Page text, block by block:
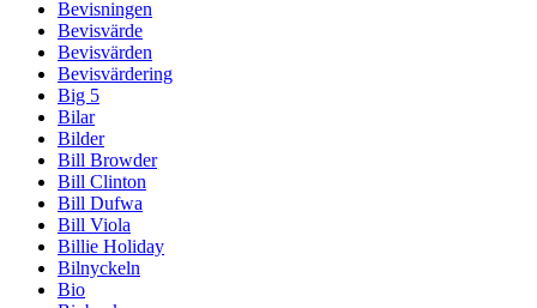
Bevisningen
Bevisvärde
Bevisvärden
Bevisvärdering
Big 5
Bilar
Bilder
Bill Browder
Bill Clinton
Bill Dufwa
Bill Viola
Billie Holiday
Bilnyckeln
Bio